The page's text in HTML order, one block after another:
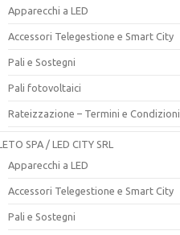
Apparecchi a LED
Accessori Telegestione e Smart City
Pali e Sostegni
Pali fotovoltaici
Rateizzazione – Termini e Condizioni
SPA / LED CITY SRL
Apparecchi a LED
Accessori Telegestione e Smart City
Pali e Sostegni